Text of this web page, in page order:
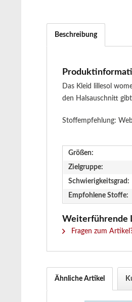
Beschreibung
Das Kleid lillesol
den Halsauschnitt
Stoffempfehlung:
Größen:
Zielgruppe:
Schwierigkeitsgrad:
Empfohlene Stoffe:
Weiterführende
Fragen zum
Ähnliche Artikel